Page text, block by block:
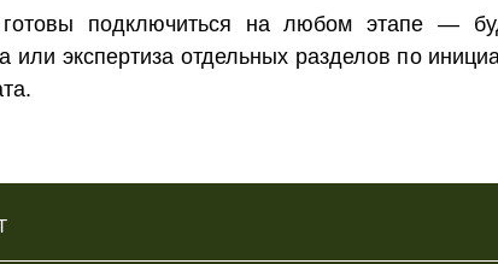
подключиться на любом этапе —
или экспертиза отдельных разделов по